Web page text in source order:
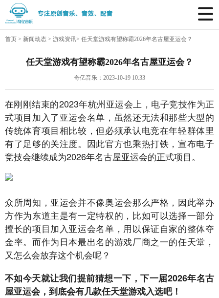
首页 > 新闻动态 > 游戏资讯> 任天堂游戏有望称霸2026年名古屋亚运会？
任天堂游戏有望称霸2026年名古屋亚运会？
奇亿音乐：2023-10-19 10:33
在刚刚结束的2023年杭州亚运会上，电子竞技作为正
式项目加入了亚运会名单，虽然还无法和那些大型的
传统体育项目相比较，但必须承认电竞在年轻群体里
有了足够的关注度。因此官方也乘热打铁，宣布电子
竞技会继续成为2026年名古屋亚运会的正式项目。
众所周知，亚运会并不像奥运会那么严格，因此举办
方作为东道主是有一定特权的，比如可以选择一部分
擅长的项目加入亚运会名单，用以保证自家的整体夺
金率。而作为日本最出名的游戏厂商之一的任天堂，
又怎么会放弃这个机会呢？
不如今天就让我们提前猜想一下，下一届2026年名古
屋亚运会，到底会有几款任天堂游戏入选吧！